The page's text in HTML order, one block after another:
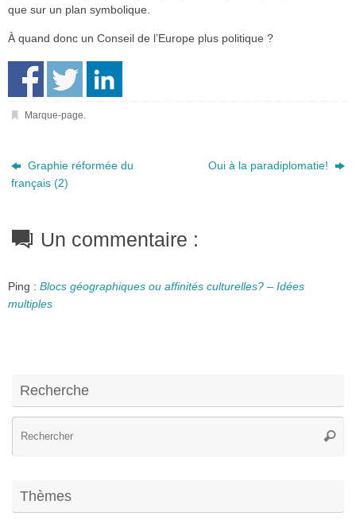
que sur un plan symbolique.
À quand donc un Conseil de l’Europe plus politique ?
Marque-page
Graphie réformée du
français (2)
Oui à la paradiplomatie!
Un commentaire :
Ping : Blocs géographiques ou affinités culturelles? – Idées
multiples
Recherche
Thèmes